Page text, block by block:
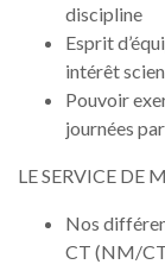
discipline
Esprit
intérêt
Pouvoir
journées
LE SERVICE DE
Nos
CT (NM/